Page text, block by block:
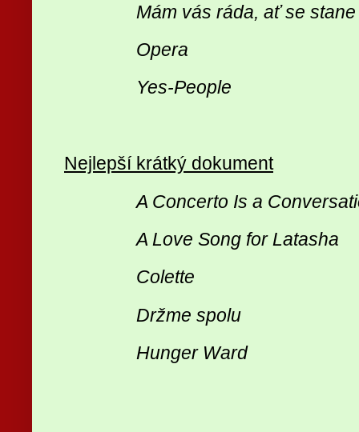
Mám vás ráda, ať se
Opera
Yes-People
Nejlepší krátký dokument
A Concerto Is a
A Love Song for Latasha
Colette
Držme spolu
Hunger Ward